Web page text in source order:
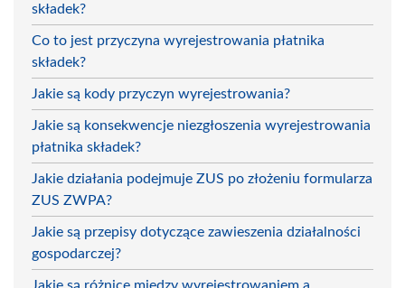
składek?
Co to jest przyczyna wyrejestrowania płatnika
składek?
Jakie są kody przyczyn wyrejestrowania?
Jakie są konsekwencje niezgłoszenia wyrejestrowania
płatnika składek?
Jakie działania podejmuje ZUS po złożeniu formularza
ZUS ZWPA?
Jakie są przepisy dotyczące zawieszenia działalności
gospodarczej?